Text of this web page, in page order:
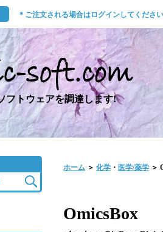
＊ご注文される場合はログインしてください
フトウェアを調達します!
ホーム ＞ 化学 ・ 医学/薬学 ＞
OmicsBox